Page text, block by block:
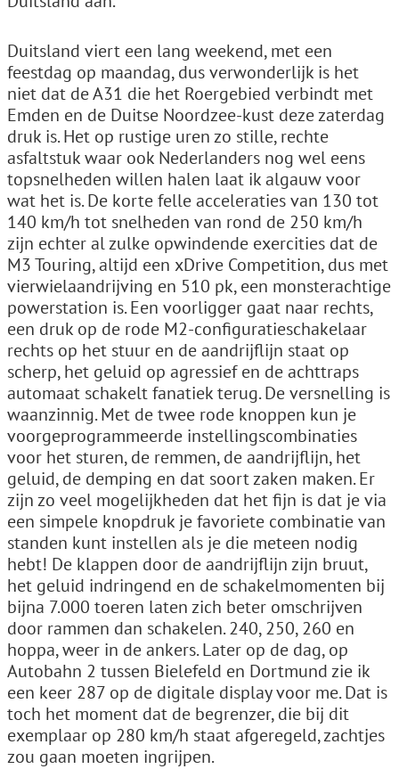
Duitsland viert een lang weekend, met een
feestdag op maandag, dus verwonderlijk is het
niet dat de A31 die het Roergebied verbindt met
Emden en de Duitse Noordzee-kust deze zaterdag
druk is. Het op rustige uren zo stille, rechte
asfaltstuk waar ook Nederlanders nog wel eens
topsnelheden willen halen laat ik algauw voor
wat het is. De korte felle acceleraties van 130 tot
140 km/h tot snelheden van rond de 250 km/h
zijn echter al zulke opwindende exercities dat de
M3 Touring, altijd een xDrive Competition, dus met
vierwielaandrijving en 510 pk, een monsterachtige
powerstation is. Een voorligger gaat naar rechts,
een druk op de rode M2-configuratieschakelaar
rechts op het stuur en de aandrijflijn staat op
scherp, het geluid op agressief en de achttraps
automaat schakelt fanatiek terug. De versnelling is
waanzinnig. Met de twee rode knoppen kun je
voorgeprogrammeerde instellingscombinaties
voor het sturen, de remmen, de aandrijflijn, het
geluid, de demping en dat soort zaken maken. Er
zijn zo veel mogelijkheden dat het fijn is dat je via
een simpele knopdruk je favoriete combinatie van
standen kunt instellen als je die meteen nodig
hebt! De klappen door de aandrijflijn zijn bruut,
het geluid indringend en de schakelmomenten bij
bijna 7.000 toeren laten zich beter omschrijven
door rammen dan schakelen. 240, 250, 260 en
hoppa, weer in de ankers. Later op de dag, op
Autobahn 2 tussen Bielefeld en Dortmund zie ik
een keer 287 op de digitale display voor me. Dat is
toch het moment dat de begrenzer, die bij dit
exemplaar op 280 km/h staat afgeregeld, zachtjes
zou gaan moeten ingrijpen.